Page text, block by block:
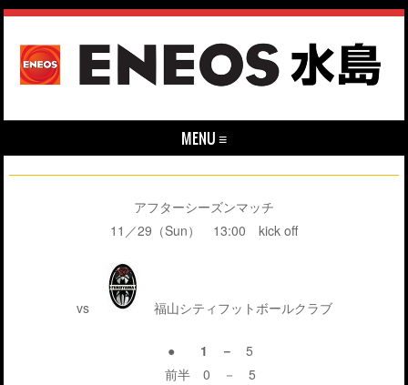
MENU ≡
アフターシーズンマッチ
11／29（Sun） 13:00 kick off
vs 福山シティフットボールクラブ
● 1 － 5
前半 0 － 5